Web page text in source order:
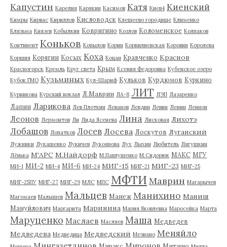
Капустин Карелия Карякин Касимов Катя Киев4 Киенский
Кимры Кирвас Кириллов Кисловодск Клещеево городище Клименко
Клязьма Князев Кобылкин Ковригино Козлов Коломенское Колпаков
Континент Коньков Копылов Корин Корнилиевская Коровин Королева
Коршия Корягин Косых Коха Коцан Кравченко Краснов
Красногорск Кремль Круг света Крым Ксения Федоровна Кубенское озеро
Кубок ГМО Кузьминых Кул-Шариф Кульков Курдюмов Куркино
Курникова Курский вокзал Л.Маврин ЛА-8 ЛИТ ЛЭП Лазаренко
Лапин Ларикова Лев Плоткин Леванов Левдин Левин Ленин Леннон
Леонов Лермонтов Ли Лида Ясенева Лина Лисковая Лихотэ
Лобашов Лопатков Лосев Лосева Лоскутов Луганский
Лужники Лукашенко Лукичев Лукоянова Лух Лыхин Любитель Лягушкин
Лёнька М'АРС М.Найдорф М.Павлушенко М.Сидорюк МАКС МГУ
МИ-1 МИ-2 МИ-4 МИ-6 МИ-24 МИГ-15 МИГ-21 МИГ-23 МИГ-25
МИГ-25ПУ МИГ-27 МИГ-29 МЛС МПС МФТИ Маврин Магарычев
Магомаев Малышев Мальцев Манеж Манихино Маниш
Мануйлович Маргарита Маринина Мария Яковлевна Маросейка Марта
Маруценко Маслаев Масляев Маша Медведев
Медведева Медведица Медведский Мезиано Меняйло